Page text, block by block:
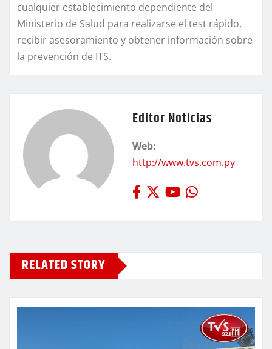
cualquier establecimiento dependiente del
Ministerio de Salud para realizarse el test rápido,
recibir asesoramiento y obtener información sobre
la prevención de ITS.
Editor Noticias
Web:
http://www.tvs.com.py
RELATED STORY